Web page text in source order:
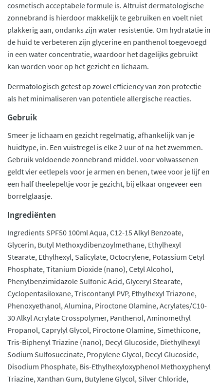
cosmetisch acceptabele formule is. Altruist dermatologische
zonnebrand is hierdoor makkelijk te gebruiken en voelt niet
plakkerig aan, ondanks zijn water resistentie. Om hydratatie in
de huid te verbeteren zijn glycerine en panthenol toegevoegd
in een water concentratie, waardoor het dagelijks gebruikt
kan worden voor op het gezicht en lichaam.
Dermatologisch getest op zowel efficiency van zon protectie
als het minimaliseren van potentiele allergische reacties.
Gebruik
Smeer je lichaam en gezicht regelmatig, afhankelijk van je
huidtype, in. Een vuistregel is elke 2 uur of na het zwemmen.
Gebruik voldoende zonnebrand middel. voor volwassenen
geldt vier eetlepels voor je armen en benen, twee voor je lijf en
een half theelepeltje voor je gezicht, bij elkaar ongeveer een
borrelglaasje.
Ingrediënten
Ingredients SPF50 100ml Aqua, C12-15 Alkyl Benzoate,
Glycerin, Butyl Methoxydibenzoylmethane, Ethylhexyl
Stearate, Ethylhexyl, Salicylate, Octocrylene, Potassium Cetyl
Phosphate, Titanium Dioxide (nano), Cetyl Alcohol,
Phenylbenzimidazole Sulfonic Acid, Glyceryl Stearate,
Cyclopentasiloxane, Triscontanyl PVP, Ethylhexyl Triazone,
Phenoxyethanol, Alumina, Piroctone Olamine, Acrylates/C10-
30 Alkyl Acrylate Crosspolymer, Panthenol, Aminomethyl
Propanol, Caprylyl Glycol, Piroctone Olamine, Simethicone,
Tris-Biphenyl Triazine (nano), Decyl Glucoside, Diethylhexyl
Sodium Sulfosuccinate, Propylene Glycol, Decyl Glucoside,
Disodium Phosphate, Bis-Ethylhexyloxyphenol Methoxyphenyl
Triazine, Xanthan Gum, Butylene Glycol, Silver Chloride,